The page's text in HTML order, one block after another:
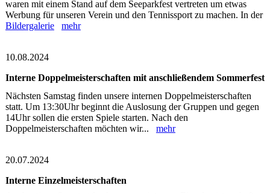
waren mit einem Stand auf dem Seeparkfest vertreten um etwas
Werbung für unseren Verein und den Tennissport zu machen. In der
Bildergalerie
mehr
10.08.2024
Interne Doppelmeisterschaften mit anschließendem Sommerfest
Nächsten Samstag finden unsere internen Doppelmeisterschaften
statt. Um 13:30Uhr beginnt die Auslosung der Gruppen und gegen
14Uhr sollen die ersten Spiele starten. Nach den
Doppelmeisterschaften möchten wir... mehr
20.07.2024
Interne Einzelmeisterschaften